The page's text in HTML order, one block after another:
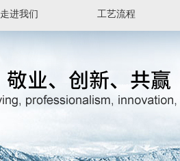
走进我们 工艺流程